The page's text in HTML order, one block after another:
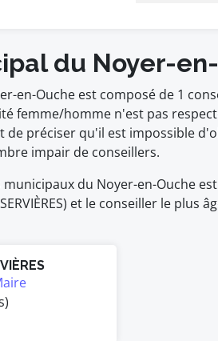
du Noyer-
en-Ouche est composé de 1
femme/homme n'est pas
de préciser qu'il est impossible
impair de conseillers.
du Noyer-en-Ouche
et le conseiller le plus